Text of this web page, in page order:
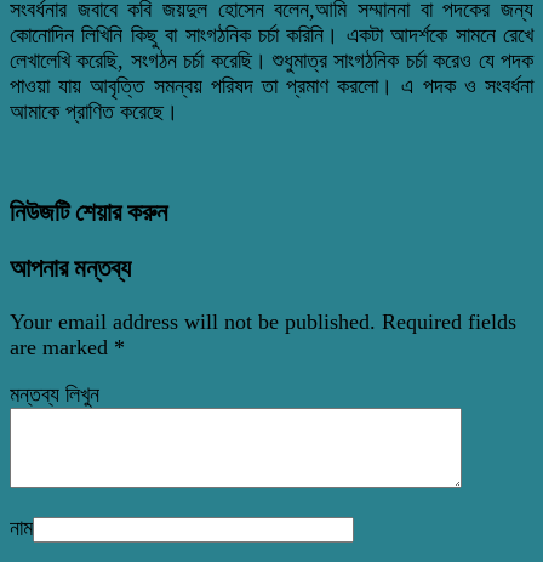
সংবর্ধনার জবাবে কবি জয়দুল হোসেন বলেন,আমি সম্মাননা বা পদকের জন্য
কোনোদিন লিখিনি কিছু বা সাংগঠনিক চর্চা করিনি। একটা আদর্শকে সামনে রেখে
লেখালেখি করেছি, সংগঠন চর্চা করেছি। শুধুমাত্র সাংগঠনিক চর্চা করেও যে পদক
পাওয়া যায় আবৃত্তি সমন্বয় পরিষদ তা প্রমাণ করলো। এ পদক ও সংবর্ধনা
আমাকে প্রাণিত করেছে।
নিউজটি শেয়ার করুন
আপনার মন্তব্য
Your email address will not be published. Required fields
are marked *
মন্তব্য লিখুন
নাম